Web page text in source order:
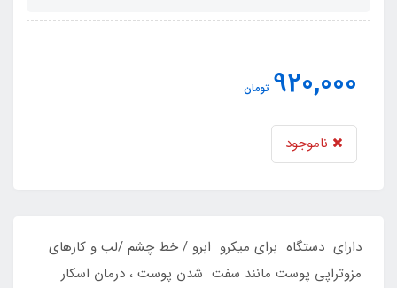
920,000 تومان
ناموجود
دارای دستگاه برای میکرو ابرو / خط چشم /لب و کارهای
مزوتراپی پوست مانند سفت شدن پوست ، درمان اسکار